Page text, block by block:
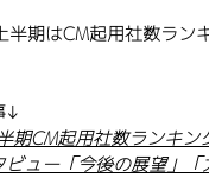
期はCM起用社数ラン
↓
期CM起用社数ランキ
ビュー「今後の展望」